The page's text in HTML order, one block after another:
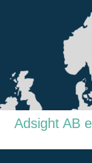
Adsight AB